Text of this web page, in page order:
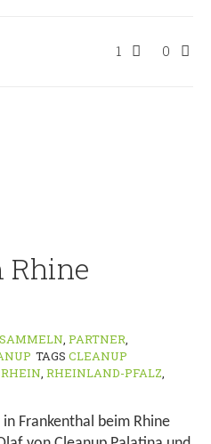
1 0
Rhine
, PARTNER,
TAGS CLEANUP
RHEIN, RHEINLAND-PFALZ,
Frankenthal beim Rhine